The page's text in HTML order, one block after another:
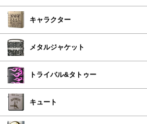
キャラクター
メタルジャケット
トライバル&タトゥー
キュート